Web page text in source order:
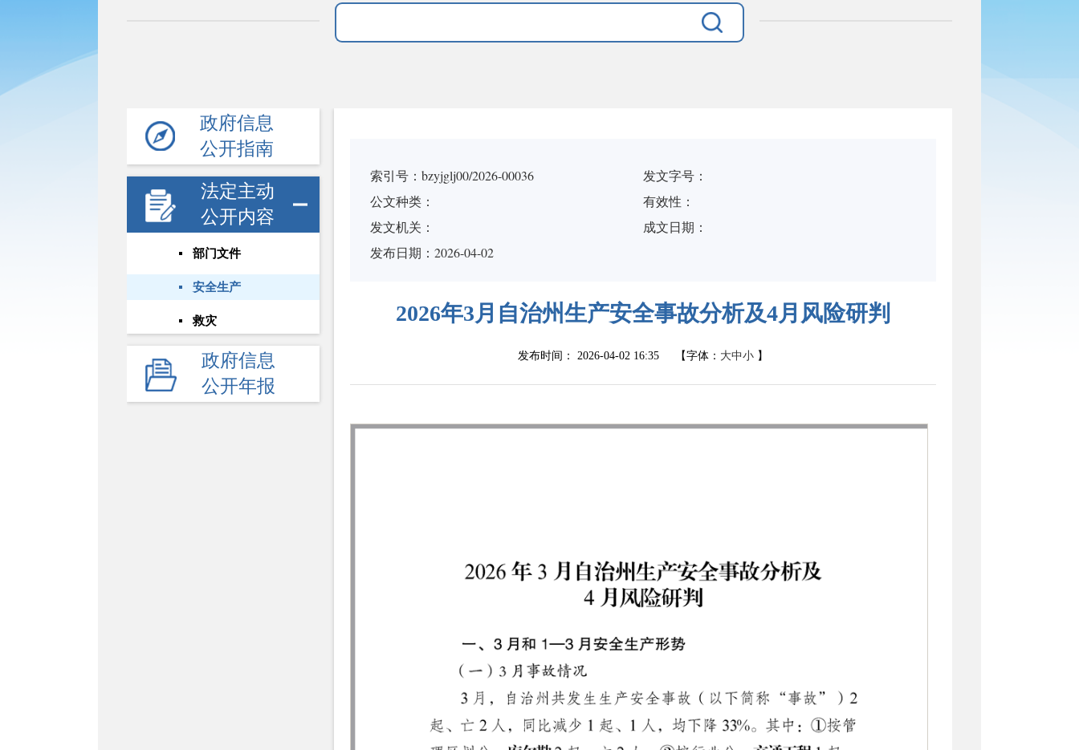
政府信息
公开指南
法定主动
公开内容
部门文件
安全生产
救灾
政府信息
公开年报
索引号：bzyjglj00/2026-00036
发文字号：
公文种类：
有效性：
发文机关：
成文日期：
发布日期：2026-04-02
2026年3月自治州生产安全事故分析及4月风险研判
发布时间： 2026-04-02 16:35 【字体： 大中小 】